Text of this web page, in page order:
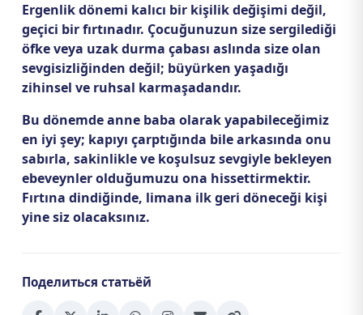
Ergenlik dönemi kalıcı bir kişilik değişimi değil,
geçici bir fırtınadır. Çocuğunuzun size sergilediği
öfke veya uzak durma çabası aslında size olan
sevgisizliğinden değil; büyürken yaşadığı
zihinsel ve ruhsal karmaşadandır.
Bu dönemde anne baba olarak yapabileceğimiz
en iyi şey; kapıyı çarptığında bile arkasında onu
sabırla, sakinlikle ve koşulsuz sevgiyle bekleyen
ebeveynler olduğumuzu ona hissettirmektir.
Fırtına dindiğinde, limana ilk geri döneceği kişi
yine siz olacaksınız.
Поделиться статьёй